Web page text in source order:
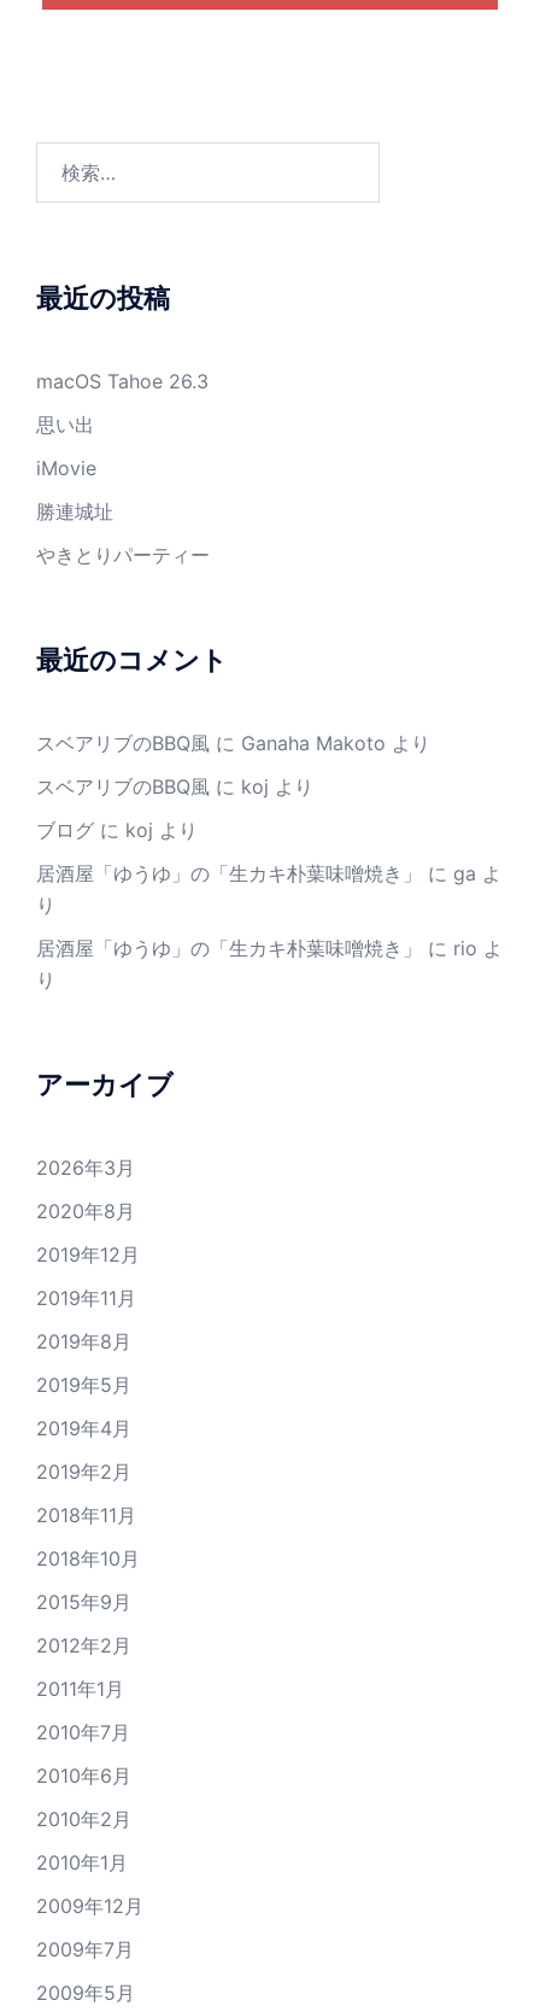
最近の投稿
macOS Tahoe 26.3
思い出
iMovie
勝連城址
やきとりパーティー
最近のコメント
スベアリブのBBQ風 に Ganaha Makoto より
スベアリブのBBQ風 に koj より
ブログ に koj より
居酒屋「ゆうゆ」の「生カキ朴葉味噌焼き」
に ga よ
り
居酒屋「ゆうゆ」の「生カキ朴葉味噌焼き」
に rio よ
り
アーカイブ
2026年3月
2020年8月
2019年12月
2019年11月
2019年8月
2019年5月
2019年4月
2019年2月
2018年11月
2018年10月
2015年9月
2012年2月
2011年1月
2010年7月
2010年6月
2010年2月
2010年1月
2009年12月
2009年7月
2009年5月